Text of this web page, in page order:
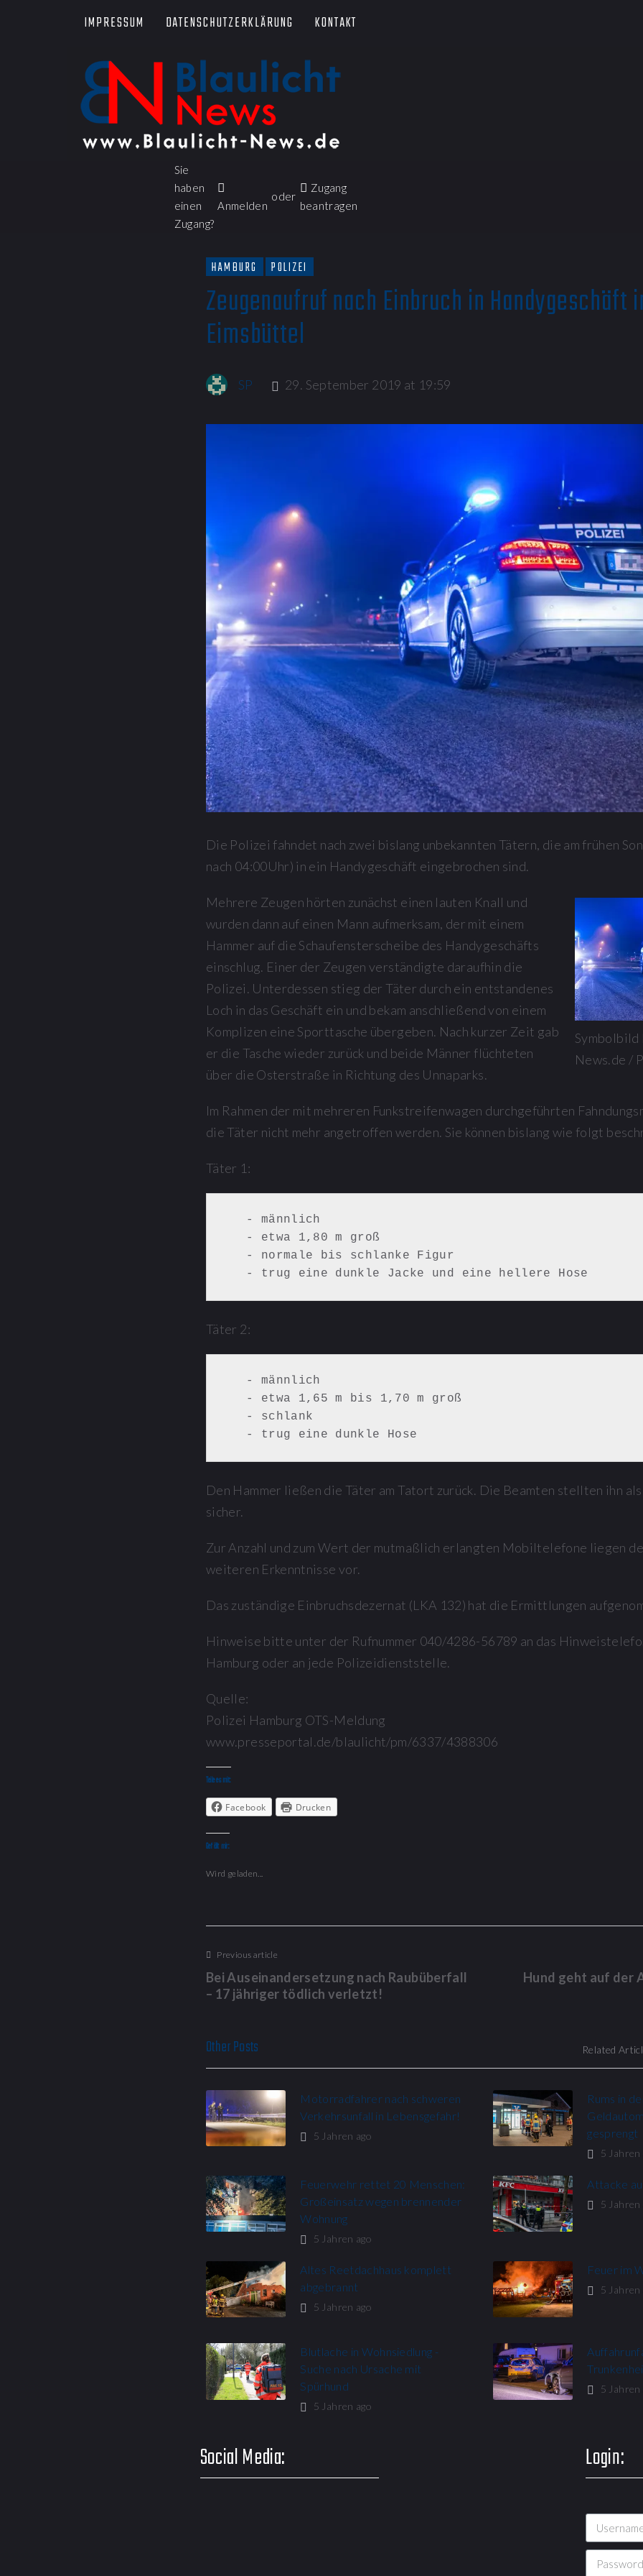
IMPRESSUM DATENSCHUTZERKLÄRUNG KONTAKT
Sie
haben
einen
Zugang?
Anmelden
oder
Zugang
beantragen
HAMBURG POLIZEI
Zeugenaufruf nach Einbruch in Handygeschäft
Eimsbüttel
SP 29. September 2019 at 19:59
Die Polizei fahndet nach zwei bislang unbekannten Tätern, die am frühen
nach 04:00Uhr) in ein Handygeschäft eingebrochen sind.
News.de /
Mehrere Zeugen hörten zunächst einen lauten Knall und
wurden dann auf einen Mann aufmerksam, der mit einem
Hammer auf die Schaufensterscheibe des Handygeschäfts
einschlug. Einer der Zeugen verständigte daraufhin die
Polizei. Unterdessen stieg der Täter durch ein entstandenes
Loch in das Geschäft ein und bekam anschließend von einem
Komplizen eine Sporttasche übergeben. Nach kurzer Zeit gab
er die Tasche wieder zurück und beide Männer flüchteten
über die Osterstraße in Richtung des Unnaparks.
Im Rahmen der mit mehreren Funkstreifenwagen durchgeführten
die Täter nicht mehr angetroffen werden. Sie können bislang wie folgt
Täter 1:
   - trug eine dunkle Jacke und eine hellere Hose
Täter 2:
   - trug eine dunkle Hose
Den Hammer ließen die Täter am Tatort zurück. Die Beamten stellten ihn
sicher.
Zur Anzahl und zum Wert der mutmaßlich erlangten Mobiltelefone liegen
weiteren Erkenntnisse vor.
Das zuständige Einbruchsdezernat (LKA 132) hat die Ermittlungen
Hinweise bitte unter der Rufnummer 040/4286-56789 an das
Hamburg oder an jede Polizeidienststelle.
Quelle:
Polizei Hamburg OTS-Meldung
www.presseportal.de/blaulicht/pm/6337/4388306
Teile es mit:
Facebook Drucken
Gefällt mir:
Wird geladen...
Previous article
Bei Auseinandersetzung nach Raubüberfall
– 17 jähriger tödlich verletzt!
Hund geht auf der
Other Posts Related
Motorradfahrer nach schweren
Verkehrsunfall in Lebensgefahr!
5 Jahren ago
Rums in
gesprengt
5 Jahren
Feuerwehr rettet 20 Menschen:
Großeinsatz wegen brennender
Wohnung​
5 Jahren ago
Attacke
5 Jahren
Altes Reetdachhaus komplett
abgebrannt
5 Jahren ago
Feuer im
5 Jahren
Blutlache in Wohnsiedlung -
Suche nach Ursache mit
Spürhund
5 Jahren ago
5 Jahren
Social Media: Login: